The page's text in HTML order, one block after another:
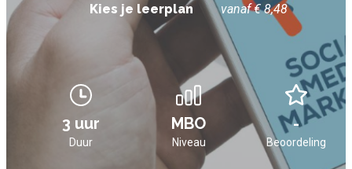
Voucher verzilveren
Account en hulp
Meer
Kies je leerplan vanaf € 8,48
3 uur MBO -
Duur Niveau Beoordeling